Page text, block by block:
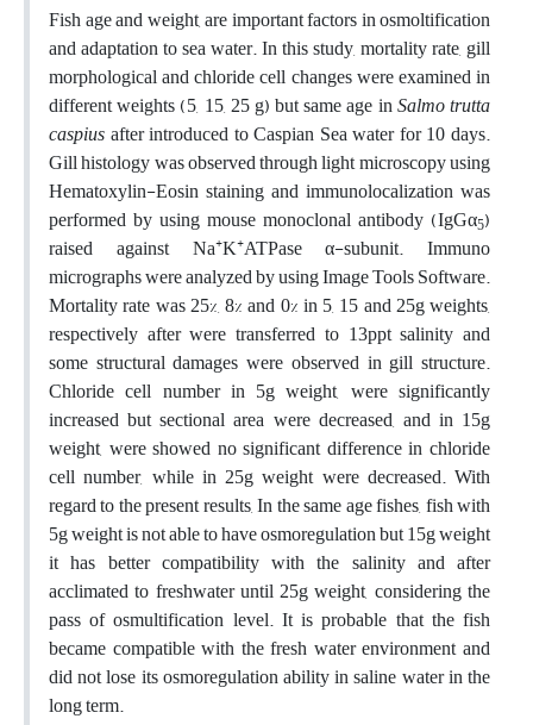
Fish age and weight, are important factors in osmoltification
and adaptation to sea water. In this study, mortality rate, gill
morphological and chloride cell changes were examined in
different weights (5, 15, 25 g) but same age inSalmotrutta
caspiusafter introduced to Caspian Sea water for 10 days.
Gill histology was observed through light microscopy using
Hematoxylin-Eosin staining and immunolocalization was
performed by using mouse monoclonal antibody (IgGα5)
raised against Na+K+ATPase α-subunit. Immuno
micrographs were analyzed by using Image Tools Software.
Mortality rate was 25%, 8% and 0% in 5, 15 and 25g weights,
respectively after were transferred to 13ppt salinity and
some structural damages were observed in gill structure.
Chloride cell number in 5g weight, were significantly
increased but sectional area were decreased, and in 15g
weight, were showed no significant difference in chloride
cell number, while in 25g weight were decreased. With
regard to the present results, In the same age fishes, fish with
5g weight is not able to have osmoregulation but 15g weight
it has better compatibility with the salinity and after
acclimated to freshwater until 25g weight, considering the
pass of osmultification level. It is probable that the fish
became compatible with the fresh water environment and
did not lose its osmoregulation ability in saline water in the
long term.